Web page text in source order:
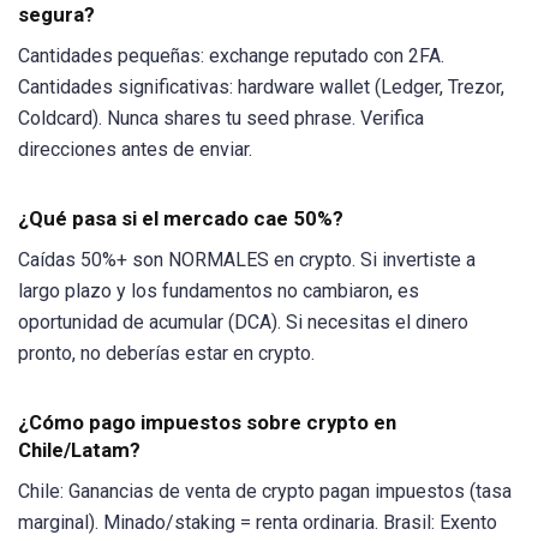
segura?
Cantidades pequeñas: exchange reputado con 2FA.
Cantidades significativas: hardware wallet (Ledger, Trezor,
Coldcard). Nunca shares tu seed phrase. Verifica
direcciones antes de enviar.
¿Qué pasa si el mercado cae 50%?
Caídas 50%+ son NORMALES en crypto. Si invertiste a
largo plazo y los fundamentos no cambiaron, es
oportunidad de acumular (DCA). Si necesitas el dinero
pronto, no deberías estar en crypto.
¿Cómo pago impuestos sobre crypto en
Chile/Latam?
Chile: Ganancias de venta de crypto pagan impuestos (tasa
marginal). Minado/staking = renta ordinaria. Brasil: Exento